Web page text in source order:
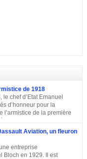
de 1918
chef d’Etat Emanuel
d’honneur pour la
l’armistice de la première
environ 70 chefs d’Etats
ans de l’armistice de 1918.
se sont poursuivies par
du président
Aviation, un fleuron
entreprise
Bloch en 1929. Il est